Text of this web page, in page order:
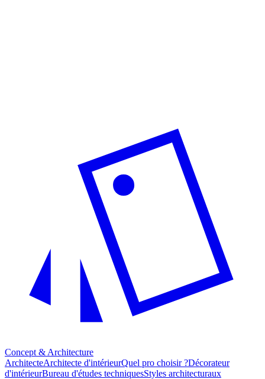
Concept & Architecture
ArchitecteArchitecte d'intérieurQuel pro choisir ?Décorateur
d'intérieurBureau d'études techniquesStyles architecturaux